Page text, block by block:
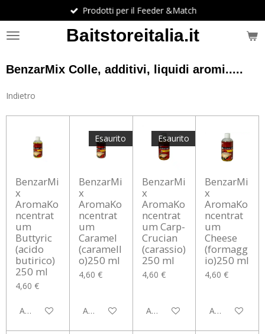
al
contenuto
Baitstoreitalia.it
Prodotti per il Feeder &Match
BenzarMix Colle, additivi, liquidi aromi.....
Indietro
BenzarMi
x
AromaKo
ncentrat
um
Buttyric
(acido
butirico)
250 ml
4,60 €
Aggiungi al carrello
Esaurito
BenzarMi
x
AromaKo
ncentrat
um
Caramel
(caramell
o)250 ml
4,60 €
Avvisami quando disponibile
Esaurito
BenzarMi
x
AromaKo
ncentrat
um Carp-
Crucian
(carassio)
250 ml
4,60 €
Avvisami quando disponibile
BenzarMi
x
AromaKo
ncentrat
um
Cheese
(formagg
io)250 ml
4,60 €
Aggiungi al